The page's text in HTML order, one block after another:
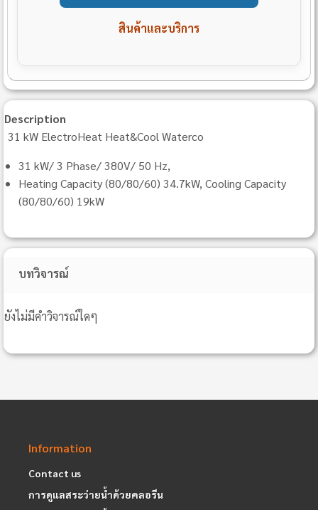
สินค้าและบริการ
Description
31 kW ElectroHeat Heat&Cool Waterco
31 kW/ 3 Phase/ 380V/ 50 Hz,
Heating Capacity (80/80/60) 34.7kW, Cooling Capacity
(80/80/60) 19kW
บทวิจารณ์
ยังไม่มีคำวิจารณ์ใดๆ
Information
Contact us
การดูแลสระว่ายน้ำด้วยคลอรีน